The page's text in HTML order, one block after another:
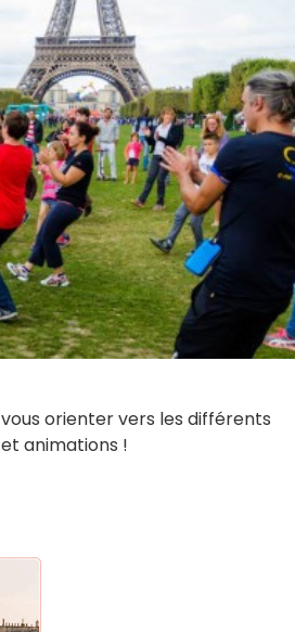
orienter vers les différents
animations !